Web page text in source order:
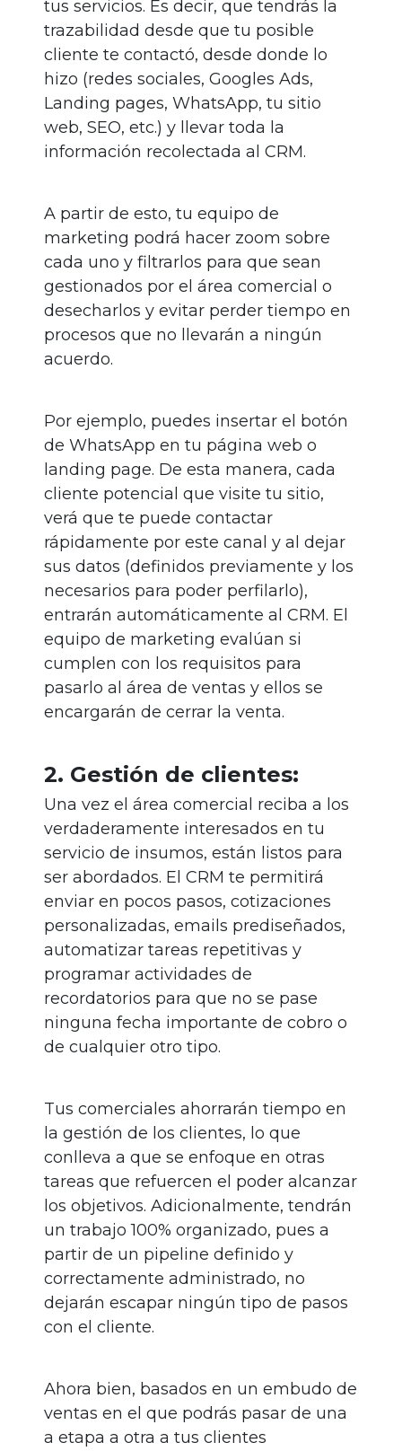
tus servicios. Es decir, que tendrás la
trazabilidad desde que tu posible
cliente te contactó, desde donde lo
hizo (redes sociales, Googles Ads,
Landing pages, WhatsApp, tu sitio
web, SEO, etc.) y llevar toda la
información recolectada al CRM.
A partir de esto, tu equipo de
marketing podrá hacer zoom sobre
cada uno y filtrarlos para que sean
gestionados por el área comercial o
desecharlos y evitar perder tiempo en
procesos que no llevarán a ningún
acuerdo.
Por ejemplo, puedes insertar el botón
de WhatsApp en tu página web o
landing page. De esta manera, cada
cliente potencial que visite tu sitio,
verá que te puede contactar
rápidamente por este canal y al dejar
sus datos (definidos previamente y los
necesarios para poder perfilarlo),
entrarán automáticamente al CRM. El
equipo de marketing evalúan si
cumplen con los requisitos para
pasarlo al área de ventas y ellos se
encargarán de cerrar la venta.
2. Gestión de clientes:
Una vez el área comercial reciba a los
verdaderamente interesados en tu
servicio de insumos, están listos para
ser abordados. El CRM te permitirá
enviar en pocos pasos, cotizaciones
personalizadas, emails prediseñados,
automatizar tareas repetitivas y
programar actividades de
recordatorios para que no se pase
ninguna fecha importante de cobro o
de cualquier otro tipo.
Tus comerciales ahorrarán tiempo en
la gestión de los clientes, lo que
conlleva a que se enfoque en otras
tareas que refuercen el poder alcanzar
los objetivos. Adicionalmente, tendrán
un trabajo 100% organizado, pues a
partir de un pipeline definido y
correctamente administrado, no
dejarán escapar ningún tipo de pasos
con el cliente.
Ahora bien, basados en un embudo de
ventas en el que podrás pasar de una
a etapa a otra a tus clientes